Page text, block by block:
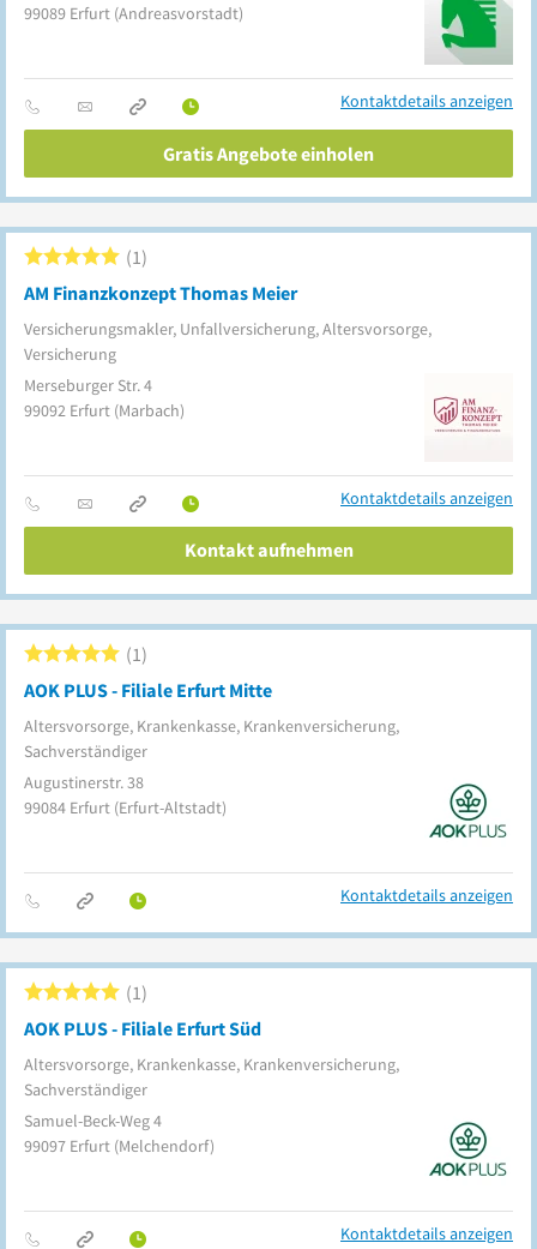
99089 Erfurt (Andreasvorstadt)
Kontaktdetails anzeigen
Gratis Angebote einholen
AM Finanzkonzept Thomas Meier
Versicherungsmakler, Unfallversicherung, Altersvorsorge,
Versicherung
1
Merseburger Str. 4
99092 Erfurt (Marbach)
Kontaktdetails anzeigen
Kontakt aufnehmen
AOK PLUS - Filiale Erfurt Mitte
Altersvorsorge, Krankenkasse, Krankenversicherung,
Sachverständiger
1
Augustinerstr. 38
99084 Erfurt (Erfurt-Altstadt)
Kontaktdetails anzeigen
AOK PLUS - Filiale Erfurt Süd
Altersvorsorge, Krankenkasse, Krankenversicherung,
Sachverständiger
1
Samuel-Beck-Weg 4
99097 Erfurt (Melchendorf)
Kontaktdetails anzeigen